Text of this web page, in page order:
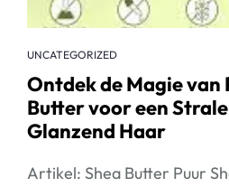
UNCATEGORIZED
Ontdek de Magie van
Butter voor een
Glanzend Haar
Artikel: Shea Butter Puur